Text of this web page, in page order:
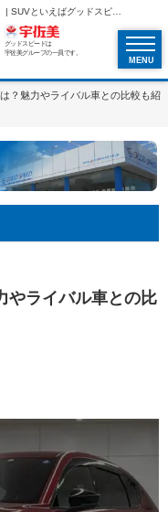
CX-80のサイズは？魅力やライバル車との比較も紹介！ | SUVといえばグッドスピードGOOD SPEED
グッドスピードは
宇佐美グループの一員です。
MENU
？魅力やライバル車との比較も紹
やライバル車との比